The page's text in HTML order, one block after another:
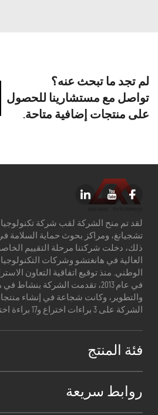
لم تجد ما تبحث عنه؟
تواصل مع مستشارينا للحصول
على منتجات إضافية متاحة.
لقد تم منح الشركة لقب شركة
تشجيانغ، ومراكز بحوث حماية السلامة
ذلك، دخلت شركتنا مرحلة التقييم
العالية في هانغتشو وشركات
الوطني. منذ توقيع اتفاقية التعاون
في عام 2013، تقدمت الشركة
والتطوير، وكانت شجاعة في إنشاء
الشركة على 3 براءات اختراع و17 براءة اختراع عملية.
فئة المنتج
روابط سريعة